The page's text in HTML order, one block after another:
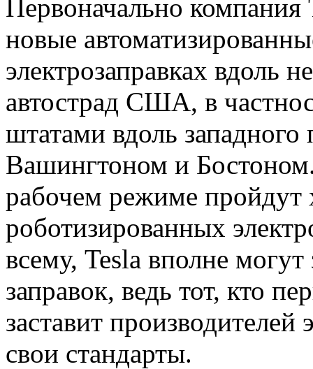
Первоначально компания
новые
электрозаправках вдоль
автострад США, в
штатами вдоль
Вашингтоном и
рабочем режиме пройдут
роботизированных
всему, Tesla вполне
заправок, ведь тот, кто
заставит производителей
свои стандарты.